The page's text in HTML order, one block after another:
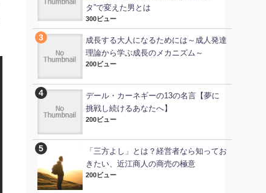
タ”で変えた男とは
300ビュー
成長する大人になるためには～成人発達
理論から学ぶ成長のメカニズム～
200ビュー
デール・カーネギーの13の名言【夢に
挑戦し続けるあなたへ】
200ビュー
「三方よし」とは？経営者なら知ってお
きたい、近江商人の商売の極意
200ビュー